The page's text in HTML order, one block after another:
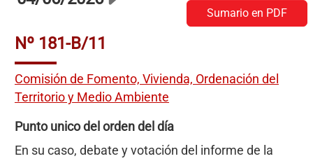
Nº 181-B/11
Sumario en PDF
Comisión de Fomento, Vivienda, Ordenación del
Territorio y Medio Ambiente
Punto unico del orden del día
En su caso, debate y votación del informe de la